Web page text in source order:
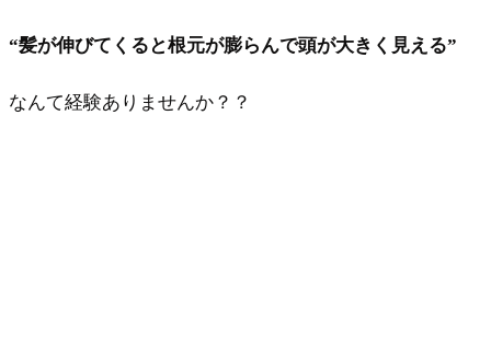
“髪が伸びてくると根元が膨らんで頭が大きく見える”
なんて経験ありませんか？？